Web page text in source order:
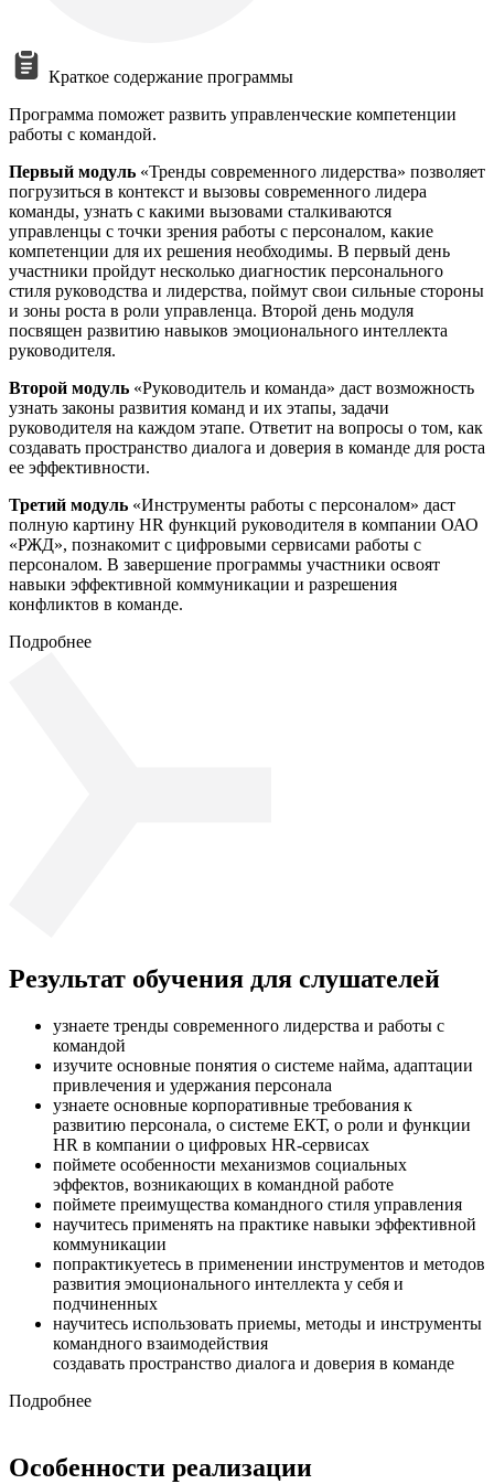
Краткое содержание программы
Программа поможет развить управленческие компетенции
работы с командой.
Первый модуль «Тренды современного лидерства» позволяет
погрузиться в контекст и вызовы современного лидера
команды, узнать с какими вызовами сталкиваются
управленцы с точки зрения работы с персоналом, какие
компетенции для их решения необходимы. В первый день
участники пройдут несколько диагностик персонального
стиля руководства и лидерства, поймут свои сильные стороны
и зоны роста в роли управленца. Второй день модуля
посвящен развитию навыков эмоционального интеллекта
руководителя.
Второй модуль «Руководитель и команда» даст возможность
узнать законы развития команд и их этапы, задачи
руководителя на каждом этапе. Ответит на вопросы о том, как
создавать пространство диалога и доверия в команде для роста
ее эффективности.
Третий модуль «Инструменты работы с персоналом» даст
полную картину HR функций руководителя в компании ОАО
«РЖД», познакомит с цифровыми сервисами работы с
персоналом. В завершение программы участники освоят
навыки эффективной коммуникации и разрешения
конфликтов в команде.
Подробнее
Результат обучения для слушателей
узнаете тренды современного лидерства и работы с
командой
изучите основные понятия о системе найма, адаптации
привлечения и удержания персонала
узнаете основные корпоративные требования к
развитию персонала, о системе ЕКТ, о роли и функции
HR в компании о цифровых HR-сервисах
поймете особенности механизмов социальных
эффектов, возникающих в командной работе
поймете преимущества командного стиля управления
научитесь применять на практике навыки эффективной
коммуникации
попрактикуетесь в применении инструментов и методов
развития эмоционального интеллекта у себя и
подчиненных
научитесь использовать приемы, методы и инструменты
командного взаимодействия
создавать пространство диалога и доверия в команде
Подробнее
Особенности реализации